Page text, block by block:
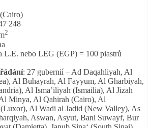
248
2
L.E. nebo LEG (EGP) = 100 piastrů
: 27 gubernií – Ad Daqahliyah, Al
Al Buhayrah, Al Fayyum, Al Gharbiyah,
Al Isma’iliyah (Ismailia), Al Jizah
Minya, Al Qahirah (Cairo), Al
Al Wadi al Jadid (New Valley), As
Aswan, Asyut, Bani Suwayf, Bur